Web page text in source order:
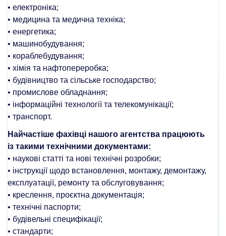
• електроніка;
• медицина та медична техніка;
• енергетика;
• машинобудування;
• кораблебудування;
• хімія та нафтопереробка;
• будівництво та сільське господарство;
• промислове обладнання;
• інформаційні технології та телекомунікації;
• транспорт.
Найчастіше фахівці нашого агентства працюють
із такими технічними документами:
• наукові статті та нові технічні розробки;
• інструкції щодо встановлення, монтажу, демонтажу,
експлуатації, ремонту та обслуговування;
• креслення, проєктна документація;
• технічні паспорти;
• будівельні специфікації;
• стандарти;